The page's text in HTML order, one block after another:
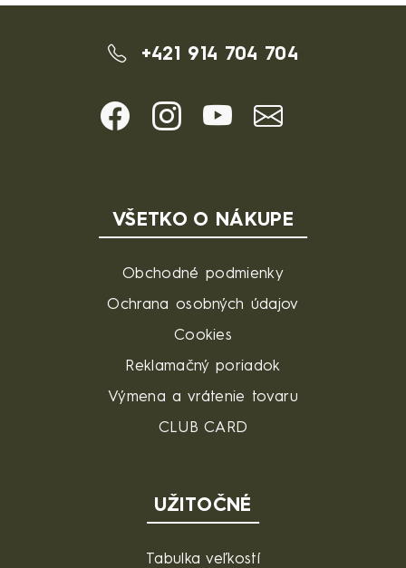
+421 914 704 704
VŠETKO O NÁKUPE
Obchodné podmienky
Ochrana osobných údajov
Cookies
Reklamačný poriadok
Výmena a vrátenie tovaru
CLUB CARD
UŽITOČNÉ
Tabulka veľkostí